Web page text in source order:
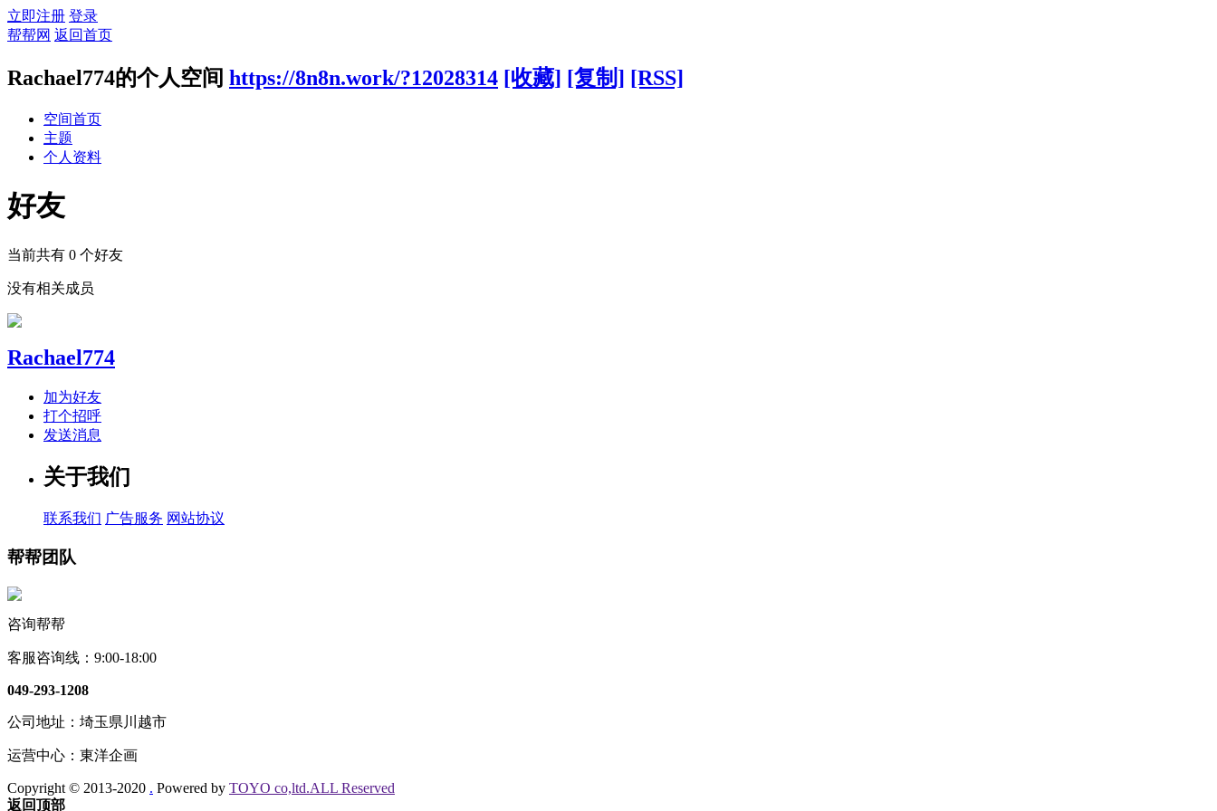
立即注册 登录
帮帮网 返回首页
Rachael774的个人空间 https://8n8n.work/?12028314 [收藏] [复制] [RSS]
空间首页
主题
个人资料
好友
当前共有 0 个好友
没有相关成员
Rachael774
加为好友
打个招呼
发送消息
关于我们
联系我们 广告服务 网站协议
帮帮团队
咨询帮帮
客服咨询线： 9:00-18:00
049-293-1208
公司地址：埼玉県川越市
运营中心：東洋企画
Copyright © 2013-2020 . Powered by TOYO co,ltd.ALL Reserved
返回顶部